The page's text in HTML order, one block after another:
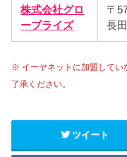
株式会社グロ
ープライズ
〒
長
※ イーヤネットに加盟してい
了承ください。
ツイート